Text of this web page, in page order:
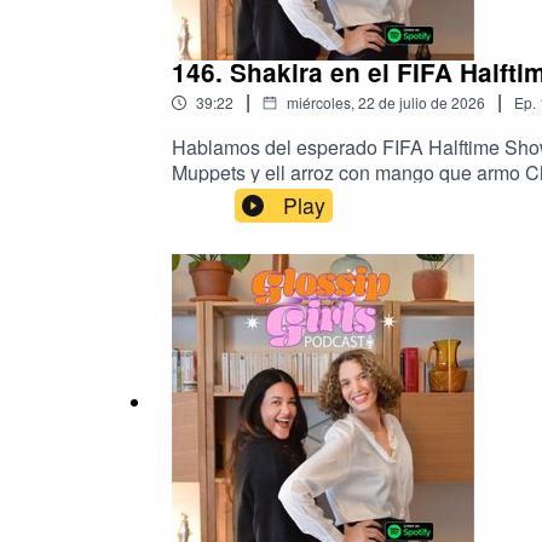
146. Shakira en el FIFA
39:22 | miércoles, 22 de julio de 2026 | Ep.
Hablamos del esperado FIFA Halftime
Muppets y ell arroz con mango que armo
por la Cienciología? ¿Qué hay de cierto
firmado por Matières Fécales, y cómo,
también de la inesperada boda de Mel C
con una de las historias culturales más
Portman, y el debate que ha generado en
este episodio con esa persona que
Play